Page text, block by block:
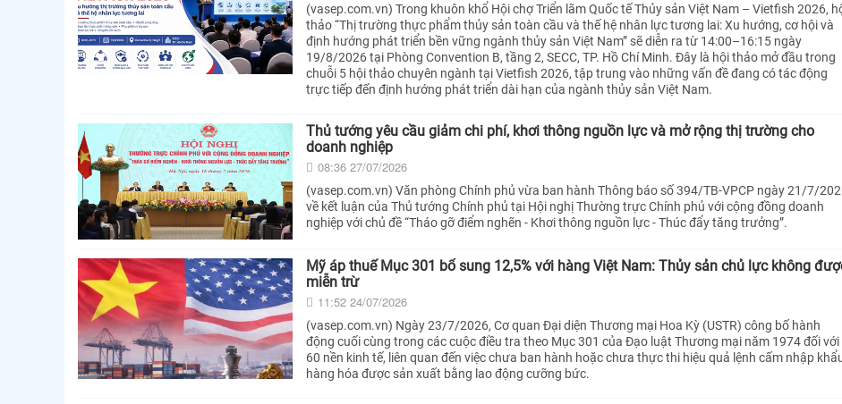
(vasep.com.vn) Trong khuôn khổ Hội chợ Triển lãm Quốc tế Thủy sản Việt Nam – Vietfish 2026,
thảo “Thị trường thực phẩm thủy sản toàn cầu và thế hệ nhân lực tương lai: Xu hướng, cơ hội và
định hướng phát triển bền vững ngành thủy sản Việt Nam” sẽ diễn ra từ 14:00–16:15 ngày
19/8/2026 tại Phòng Convention B, tầng 2, SECC, TP. Hồ Chí Minh. Đây là hội thảo mở đầu trong
chuỗi 5 hội thảo chuyên ngành tại Vietfish 2026, tập trung vào những vấn đề đang có tác động
trực tiếp đến định hướng phát triển dài hạn của ngành thủy sản Việt Nam.
Thủ tướng yêu cầu giảm chi phí, khơi thông nguồn lực và mở rộng thị trường cho
doanh nghiệp
08:36 27/07/2026
(vasep.com.vn) Văn phòng Chính phủ vừa ban hành Thông báo số 394/TB-VPCP ngày 21/7/
về kết luận của Thủ tướng Chính phủ tại Hội nghị Thường trực Chính phủ với cộng đồng doanh
nghiệp với chủ đề “Tháo gỡ điểm nghẽn - Khơi thông nguồn lực - Thúc đẩy tăng trưởng”.
Mỹ áp thuế Mục 301 bổ sung 12,5% với hàng Việt Nam: Thủy sản chủ lực không
miễn trừ
11:52 24/07/2026
(vasep.com.vn) Ngày 23/7/2026, Cơ quan Đại diện Thương mại Hoa Kỳ (USTR) công bố hành
động cuối cùng trong các cuộc điều tra theo Mục 301 của Đạo luật Thương mại năm 1974 đối với
60 nền kinh tế, liên quan đến việc chưa ban hành hoặc chưa thực thi hiệu quả lệnh cấm nhập
hàng hóa được sản xuất bằng lao động cưỡng bức.